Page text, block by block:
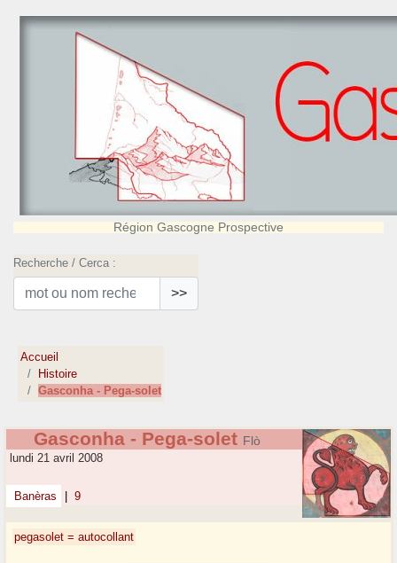
Région Gascogne Prospective
Recherche / Cerca :
>>
Accueil
Histoire
Gasconha - Pega-solet
Gasconha - Pega-solet Flò
lundi 21 avril 2008
Banèras 9
pegasolet = autocollant